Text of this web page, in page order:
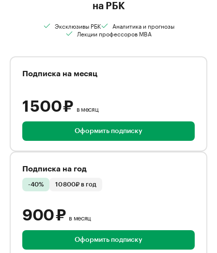
на РБК
Эксклюзивы РБК
Аналитика и прогнозы
Лекции профессоров MBA
Подписка на месяц
1 500 ₽ в месяц
Оформить подписку
Подписка на год
-40% 10 800₽ в год
900 ₽ в месяц
Оформить подписку